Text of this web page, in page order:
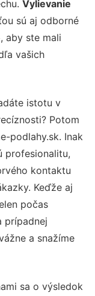
Vylievanie
sú aj odborné
aby ste mali
vašich
istotu v
Potom
podlahy.sk. Inak
profesionalitu,
kontaktu
Keďže aj
počas
prípadnej
a snažíme
sa o výsledok